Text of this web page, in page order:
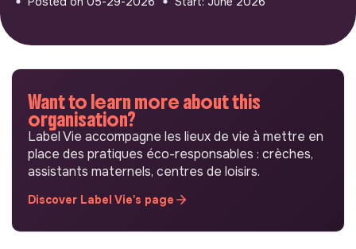
Want to learn more about this
organisation?
Label Vie accompagne les lieux de vie à mettre en
place des pratiques éco-responsables : crèches,
assistants maternels, centres de loisirs.
Discover Label Vie's page